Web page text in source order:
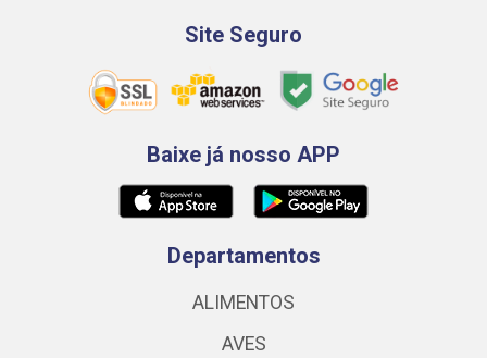
Site Seguro
Baixe já nosso APP
Departamentos
ALIMENTOS
AVES